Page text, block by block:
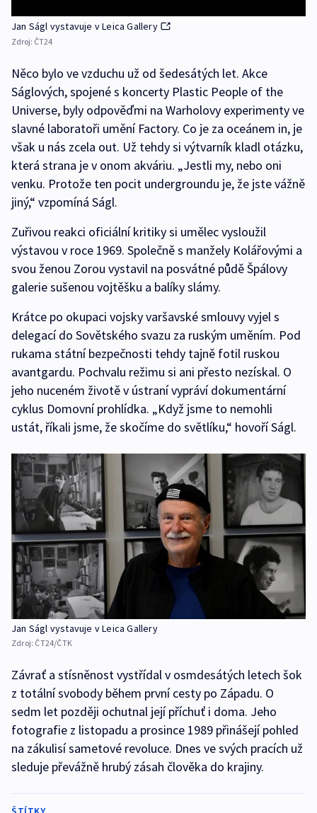
Jan Ságl vystavuje v Leica Gallery
Zdroj: ČT24
Něco bylo ve vzduchu už od šedesátých let. Akce
Ságlových, spojené s koncerty Plastic People of the
Universe, byly odpověďmi na Warholovy experimenty ve
slavné laboratoři umění Factory. Co je za oceánem in, je
však u nás zcela out. Už tehdy si výtvarník kladl otázku,
která strana je v onom akváriu. „Jestli my, nebo oni
venku. Protože ten pocit undergroundu je, že jste vážně
jiný,“ vzpomíná Ságl.
Zuřivou reakci oficiální kritiky si umělec vysloužil
výstavou v roce 1969. Společně s manžely Kolářovými a
svou ženou Zorou vystavil na posvátné půdě Špálovy
galerie sušenou vojtěšku a balíky slámy.
Krátce po okupaci vojsky varšavské smlouvy vyjel s
delegací do Sovětského svazu za ruským uměním. Pod
rukama státní bezpečnosti tehdy tajně fotil ruskou
avantgardu. Pochvalu režimu si ani přesto nezískal. O
jeho nuceném životě v ústraní vypráví dokumentární
cyklus Domovní prohlídka. „Když jsme to nemohli
ustát, říkali jsme, že skočíme do světlíku,“ hovoří Ságl.
Jan Ságl vystavuje v Leica Gallery
Zdroj: ČT24/ČTK
Závrať a stísněnost vystřídal v osmdesátých letech šok
z totální svobody během první cesty po Západu. O
sedm let později ochutnal její příchuť i doma. Jeho
fotografie z listopadu a prosince 1989 přinášejí pohled
na zákulisí sametové revoluce. Dnes ve svých pracích už
sleduje převážně hrubý zásah člověka do krajiny.